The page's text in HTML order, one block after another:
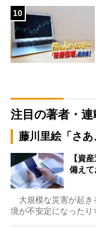
10
注目の著者・連
藤川里絵「さあ
【資
備え
大規模な災害が起き
境が不安定になったり